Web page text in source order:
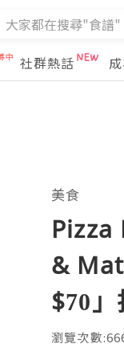
社群熱話
美食
Pizza
&
$70
瀏覽次數